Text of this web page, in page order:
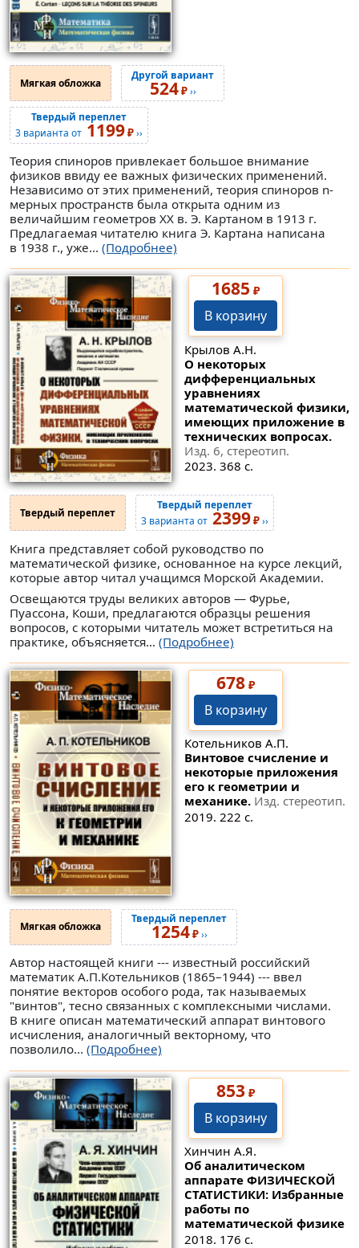
Мягкая обложка
Другой вариант
524₽››
Твердый переплет
3 варианта от 1199₽››
Теория спиноров привлекает большое внимание
физиков ввиду ее важных физических применений.
Независимо от этих применений, теория спиноров n-
мерных пространств была открыта одним из
величайшим геометров XX в. Э. Картаном в 1913 г.
Предлагаемая читателю книга Э. Картана написана
в 1938 г., уже... (Подробнее)
1685 ₽
В корзину
Крылов А.Н.
О некоторых
дифференциальных
уравнениях
математической физики,
имеющих приложение в
технических вопросах.
Изд. 6, стереотип.
2023. 368 с.
Твердый переплет
Твердый переплет
3 варианта от 2399₽››
Книга представляет собой руководство по
математической физике, основанное на курсе лекций,
которые автор читал учащимся Морской Академии.
Освещаются труды великих авторов — Фурье,
Пуассона, Коши, предлагаются образцы решения
вопросов, с которыми читатель может встретиться на
практике, объясняется... (Подробнее)
678₽
В корзину
Котельников А.П.
Винтовое счисление и
некоторые приложения
его к геометрии и
механике. Изд. стереотип.
2019. 222 с.
Мягкая обложка
Твердый переплет
1254₽››
Автор настоящей книги --- известный российский
математик А.П.Котельников (1865–1944) --- ввел
понятие векторов особого рода, так называемых
"винтов", тесно связанных с комплексными числами.
В книге описан математический аппарат винтового
исчисления, аналогичный векторному, что
позволило... (Подробнее)
853₽
В корзину
Хинчин А.Я.
Об аналитическом
аппарате ФИЗИЧЕСКОЙ
СТАТИСТИКИ: Избранные
работы по
математической физике
2018. 176 с.